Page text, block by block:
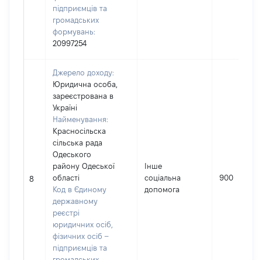
підприємців та
громадських
формувань:
20997254
8
Джерело доходу:
Юридична особа,
зареєстрована в
Україні
Найменування:
Красносільска
сільська рада
Одеського
району Одеської
області
Код в Єдиному
державному
реєстрі
юридичних осіб,
фізичних осіб –
підприємців та
Інше
соціальна
допомога
900